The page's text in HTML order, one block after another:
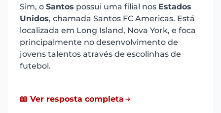
Sim, o Santos possui uma filial nos Estados
Unidos, chamada Santos FC Americas. Está
localizada em Long Island, Nova York, e foca
principalmente no desenvolvimento de
jovens talentos através de escolinhas de
futebol.
📖 Ver resposta completa